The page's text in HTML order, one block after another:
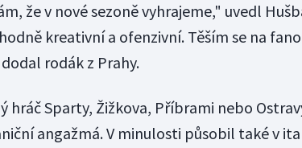
že v nové sezoně vyhrajeme," uvedl
kreativní a ofenzivní. Těším se na
rodák z Prahy.
hráč Sparty, Žižkova, Příbrami nebo
angažmá. V minulosti působil také v